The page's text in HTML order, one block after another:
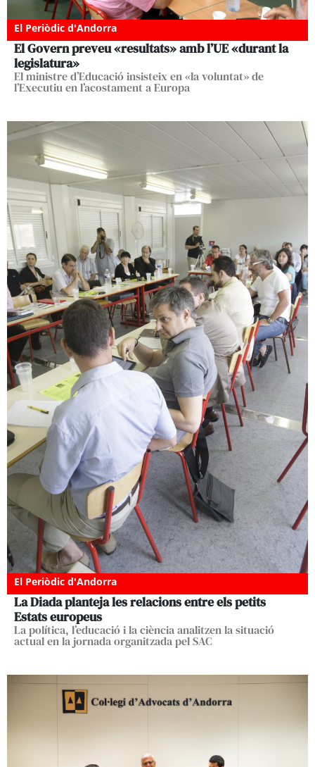
El Periòdic d'Andorra
El Govern preveu «resultats» amb l’UE «durant la
legislatura»
El ministre d’Educació insisteix en «la voluntat» de
l’Executiu en l’acostament a Europa
El Periòdic d'Andorra
La Diada planteja les relacions entre els petits
Estats europeus
La política, l’educació i la ciència analitzen la situació
actual en la jornada organitzada pel SAC